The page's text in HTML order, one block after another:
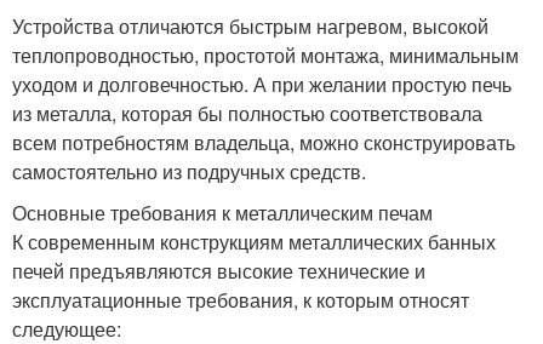
Устройства отличаются быстрым нагревом, высокой
теплопроводностью, простотой монтажа, минимальным
уходом и долговечностью. А при желании простую печь
из металла, которая бы полностью соответствовала
всем потребностям владельца, можно сконструировать
самостоятельно из подручных средств.
Основные требования к металлическим печам
К современным конструкциям металлических банных
печей предъявляются высокие технические и
эксплуатационные требования, к которым относят
следующее: